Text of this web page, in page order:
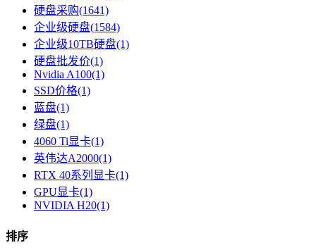
硬盘采购(1641)
企业级硬盘(1584)
企业级10TB硬盘(1)
硬盘批发价(1)
Nvidia A100(1)
SSD价格(1)
蓝盘(1)
绿盘(1)
4060 Ti显卡(1)
英伟达A2000(1)
RTX 40系列显卡​(1)
GPU显卡​(1)
NVIDIA H20(1)
排序